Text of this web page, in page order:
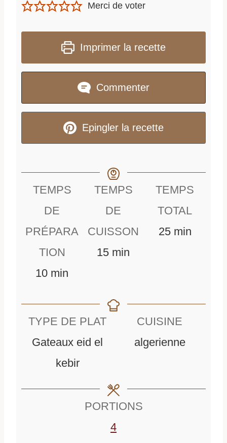
Merci de voter
Imprimer la recette
Commenter
Epingler la recette
TEMPS
DE
PRÉPARA
TION
10m
n
u
min
TEMPS
DE
CUISSON
15m
u
min
TEMPS
TOTAL
25m
t
min
TYPE DE PLAT
Gateaux eid el
kebir
CUISINE
algerienne
PORTIONS
4